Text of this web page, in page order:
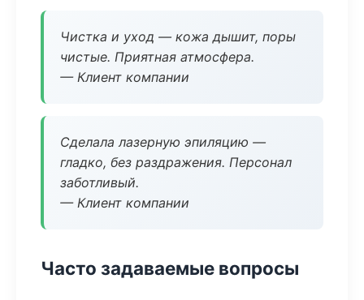
Чистка и уход — кожа дышит, поры
чистые. Приятная атмосфера.
— Клиент компании
Сделала лазерную эпиляцию —
гладко, без раздражения. Персонал
заботливый.
— Клиент компании
Часто задаваемые вопросы